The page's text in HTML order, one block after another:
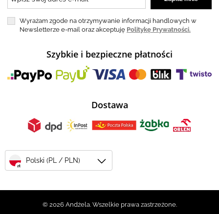
Wyrażam zgode na otrzymywanie informacji handlowych w
Newsletterze e-mail oraz akceptuję Politykę Prywatności.
Szybkie i bezpieczne płatności
Dostawa
zł
Polski (PL / PLN)
© 2026 Andżela. Wszelkie prawa zastrzeżone.